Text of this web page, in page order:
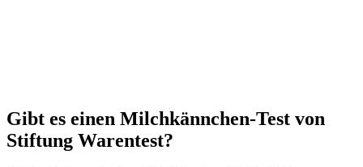
Gibt es einen Milchkännchen-Test von
Stiftung Warentest?